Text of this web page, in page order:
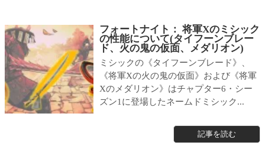
フォートナイト： 将軍Xのミシック
の性能について(タイフーンブレー
ド、火の鬼の仮面、メダリオン)
ミシックの《タイフーンブレード》、
《将軍Xの火の鬼の仮面》および《将軍
Xのメダリオン》はチャプター6・シー
ズン1に登場したネームドミシック...
記事を読む